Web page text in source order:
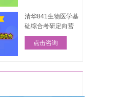
清华841生物医学基
础综合考研定向营
点击咨询